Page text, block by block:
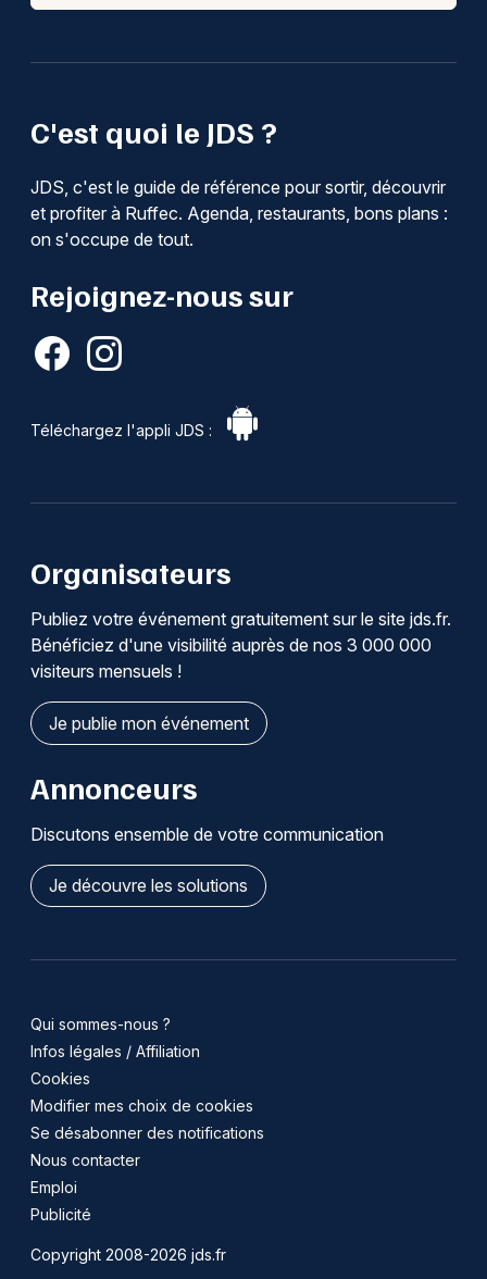
C'est quoi le JDS ?
JDS, c'est le guide de référence pour sortir, découvrir
et profiter à Ruffec. Agenda, restaurants, bons plans :
on s'occupe de tout.
Rejoignez-nous sur
Téléchargez l'appli JDS :
Organisateurs
Publiez votre événement gratuitement sur le site jds.fr.
Bénéficiez d'une visibilité auprès de nos 3 000 000
visiteurs mensuels !
Je publie mon événement
Annonceurs
Discutons ensemble de votre communication
Je découvre les solutions
Qui sommes-nous ?
Infos légales / Affiliation
Cookies
Modifier mes choix de cookies
Se désabonner des notifications
Nous contacter
Emploi
Publicité
Copyright 2008-2026 jds.fr